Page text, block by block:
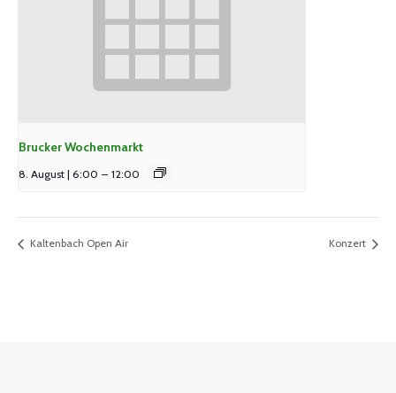
Brucker Wochenmarkt
8. August | 6:00 – 12:00
Kaltenbach Open Air Konzert